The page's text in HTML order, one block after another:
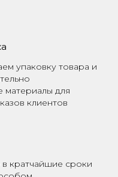
упаковку товара и
материалы для
клиентов
кратчайшие сроки